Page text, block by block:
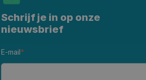
Schrijf je in op onze
nieuwsbrief
E-mail*